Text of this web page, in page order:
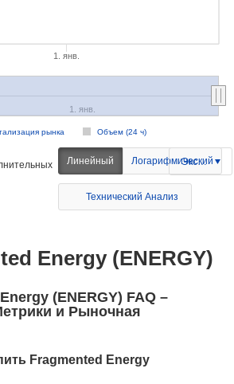
1. янв.
рынка Объем (24 ч)
1. янв.
Линейный Логарифмический
Экспорт
Технический Анализ
Energy (ENERGY)
(ENERGY) FAQ –
и Рыночная
Fragmented Energy